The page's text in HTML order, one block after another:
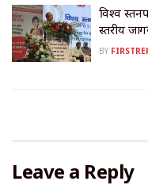
विश्व
स्तरीय
BY
Leave a Reply